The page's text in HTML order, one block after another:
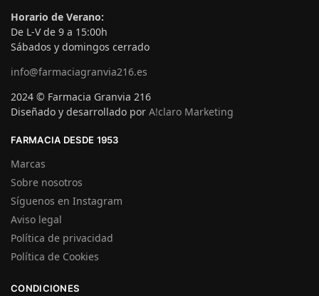
Horario de Verano:
De L-V de 9 a 15:00h
Sábados y domingos cerrado
info@farmaciagranvia216.es
2024 © Farmacia Granvia 216
Diseñado y desarrollado por A!claro Marketing
FARMACIA DESDE 1953
Marcas
Sobre nosotros
Síguenos en Instagram
Aviso legal
Política de privacidad
Política de Cookies
CONDICIONES